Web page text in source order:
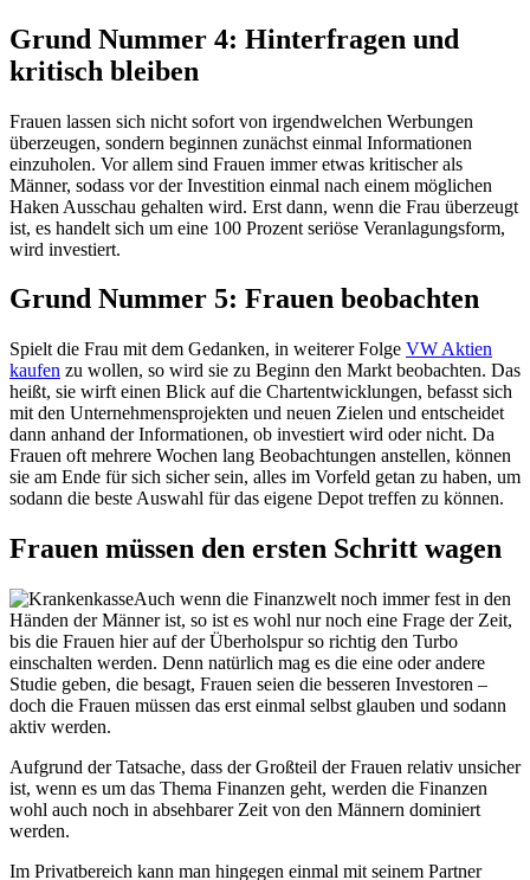
Grund Nummer 4: Hinterfragen und
kritisch bleiben
Frauen lassen sich nicht sofort von irgendwelchen Werbungen
überzeugen, sondern beginnen zunächst einmal Informationen
einzuholen. Vor allem sind Frauen immer etwas kritischer als
Männer, sodass vor der Investition einmal nach einem möglichen
Haken Ausschau gehalten wird. Erst dann, wenn die Frau überzeugt
ist, es handelt sich um eine 100 Prozent seriöse Veranlagungsform,
wird investiert.
Grund Nummer 5: Frauen beobachten
Spielt die Frau mit dem Gedanken, in weiterer Folge VW Aktien
kaufen zu wollen, so wird sie zu Beginn den Markt beobachten. Das
heißt, sie wirft einen Blick auf die Chartentwicklungen, befasst sich
mit den Unternehmensprojekten und neuen Zielen und entscheidet
dann anhand der Informationen, ob investiert wird oder nicht. Da
Frauen oft mehrere Wochen lang Beobachtungen anstellen, können
sie am Ende für sich sicher sein, alles im Vorfeld getan zu haben, um
sodann die beste Auswahl für das eigene Depot treffen zu können.
Frauen müssen den ersten Schritt wagen
Auch wenn die Finanzwelt noch immer fest in den
Händen der Männer ist, so ist es wohl nur noch eine Frage der Zeit,
bis die Frauen hier auf der Überholspur so richtig den Turbo
einschalten werden. Denn natürlich mag es die eine oder andere
Studie geben, die besagt, Frauen seien die besseren Investoren –
doch die Frauen müssen das erst einmal selbst glauben und sodann
aktiv werden.
Aufgrund der Tatsache, dass der Großteil der Frauen relativ unsicher
ist, wenn es um das Thema Finanzen geht, werden die Finanzen
wohl auch noch in absehbarer Zeit von den Männern dominiert
werden.
Im Privatbereich kann man hingegen einmal mit seinem Partner